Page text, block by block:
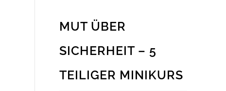
MUT ÜBER
SICHERHEIT – 5
TEILIGER MINIKURS